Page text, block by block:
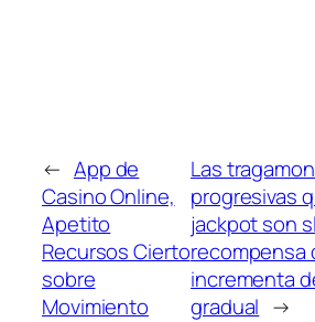
← App de
Casino Online,
Apetito
Recursos Cierto
sobre
Movimiento
Las
progresivas
jackpot son
recompensa
incrementa
gradual →